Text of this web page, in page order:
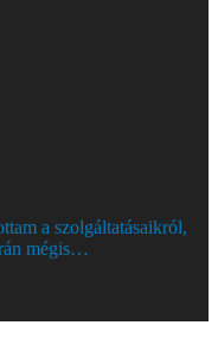
a szolgáltatásaikról,
mégis…